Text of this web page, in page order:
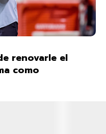
renovarle el
como